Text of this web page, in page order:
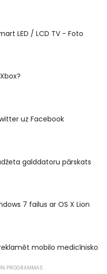
LED / LCD TV - Foto
uz Facebook
galddatoru pārskats
7 failus ar OS X Lion
mobilo medicīnisko
PROGRAMMAS